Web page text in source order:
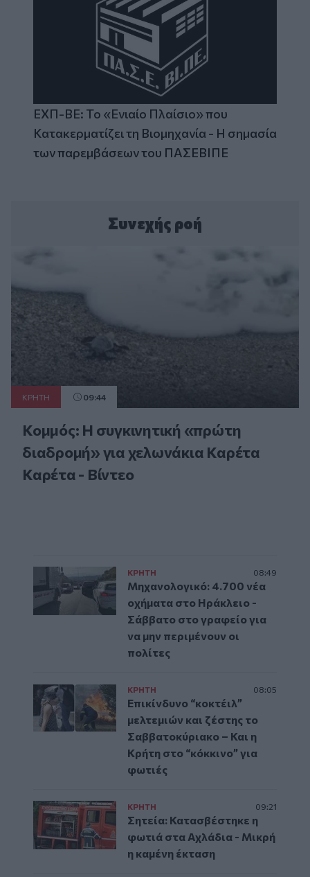
ΕΧΠ-ΒΕ: Το «Ενιαίο Πλαίσιο» που
Κατακερματίζει τη Βιομηχανία - Η σημασία
των παρεμβάσεων του ΠΑΣΕΒΙΠΕ
Συνεχής ροή
ΚΡΗΤΗ 09:44
Κομμός: Η συγκινητική «πρώτη
διαδρομή» για χελωνάκια Καρέτα
Καρέτα - Βίντεο
ΚΡΗΤΗ 08:49
Μηχανολογικό: 4.700 νέα
οχήματα στο Ηράκλειο -
Σάββατο στο γραφείο για
να μην περιμένουν οι
πολίτες
ΚΡΗΤΗ 08:05
Επικίνδυνο “κοκτέιλ”
μελτεμιών και ζέστης το
Σαββατοκύριακο – Και η
Κρήτη στο “κόκκινο” για
φωτιές
ΚΡΗΤΗ 09:21
Σητεία: Κατασβέστηκε η
φωτιά στα Αχλάδια - Μικρή
η καμένη έκταση